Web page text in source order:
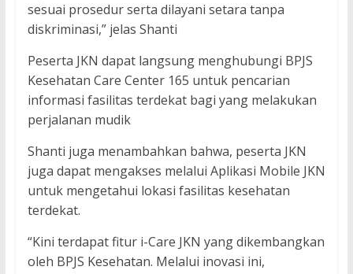
sesuai prosedur serta dilayani setara tanpa
diskriminasi,” jelas Shanti
Peserta JKN dapat langsung menghubungi BPJS
Kesehatan Care Center 165 untuk pencarian
informasi fasilitas terdekat bagi yang melakukan
perjalanan mudik
Shanti juga menambahkan bahwa, peserta JKN
juga dapat mengakses melalui Aplikasi Mobile JKN
untuk mengetahui lokasi fasilitas kesehatan
terdekat.
“Kini terdapat fitur i-Care JKN yang dikembangkan
oleh BPJS Kesehatan. Melalui inovasi ini,